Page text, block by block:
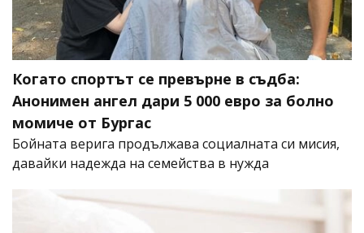
Когато спортът се превърне в съдба:
Анонимен ангел дари 5 000 евро за болно
момиче от Бургас
Бойната верига продължава социалната си мисия,
давайки надежда на семейства в нужда